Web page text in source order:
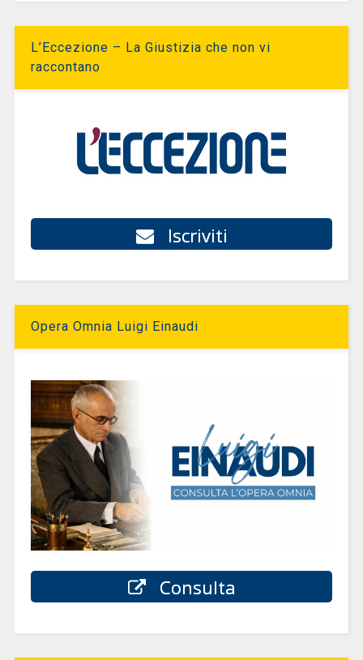
L’Eccezione – La Giustizia che non vi
raccontano
Iscriviti
Opera Omnia Luigi Einaudi
Consulta